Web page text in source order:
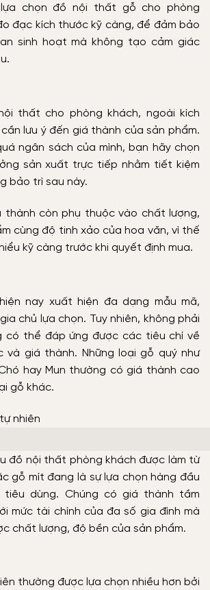
lựa chọn đồ nội thất gỗ cho phòng
đạc kích thước kỹ càng, để đảm bảo
sinh hoạt mà không tạo cảm giác
thất cho phòng khách, ngoài kích
lưu ý đến giá thành của sản phẩm.
ngân sách của mình, bạn hãy chọn
sản xuất trực tiếp nhằm tiết kiệm
bảo trì sau này.
thành còn phụ thuộc vào chất lượng,
cùng độ tinh xảo của hoa văn, vì thế
kỹ càng trước khi quyết định mua.
nay xuất hiện đa dạng mẫu mã,
chủ lựa chọn. Tuy nhiên, không phải
có thể đáp ứng được các tiêu chí về
và giá thành. Những loại gỗ quý như
hay Mun thường có giá thành cao
gỗ khác.
đồ nội thất phòng khách được làm từ
gỗ mít đang là sự lựa chọn hàng đầu
tiêu dùng. Chúng có giá thành tầm
mức tài chính của đa số gia đình mà
chất lượng, độ bền của sản phẩm.
thường được lựa chọn nhiều hơn bởi